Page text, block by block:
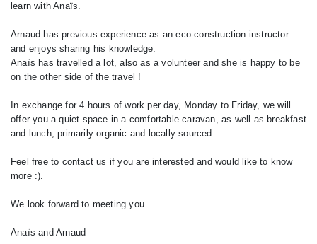
learn with Anaïs.
Arnaud has previous experience as an eco-construction instructor
and enjoys sharing his knowledge.
Anaïs has travelled a lot, also as a volunteer and she is happy to be
on the other side of the travel !
In exchange for 4 hours of work per day, Monday to Friday, we will
offer you a quiet space in a comfortable caravan, as well as breakfast
and lunch, primarily organic and locally sourced.
Feel free to contact us if you are interested and would like to know
more :).
We look forward to meeting you.
Anaïs and Arnaud